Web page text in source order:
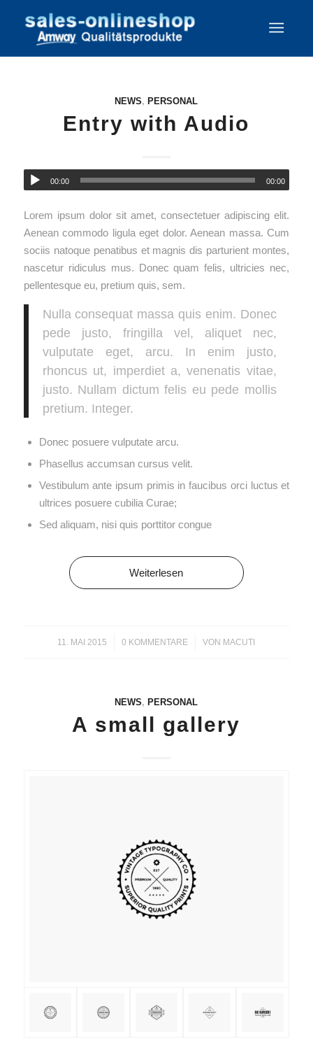
NEWS, PERSONAL
Entry with Audio
00:00 00:00
Lorem ipsum dolor sit amet, consectetuer adipiscing elit.
Aenean commodo ligula eget dolor. Aenean massa. Cum
sociis natoque penatibus et magnis dis parturient montes,
nascetur ridiculus mus. Donec quam felis, ultricies nec,
pellentesque eu, pretium quis, sem.
Nulla consequat massa quis enim. Donec
pede justo, fringilla vel, aliquet nec,
vulputate eget, arcu. In enim justo,
rhoncus ut, imperdiet a, venenatis vitae,
justo. Nullam dictum felis eu pede mollis
pretium. Integer.
Donec posuere vulputate arcu.
Phasellus accumsan cursus velit.
Vestibulum ante ipsum primis in faucibus orci luctus et
ultrices posuere cubilia Curae;
Sed aliquam, nisi quis porttitor congue
Weiterlesen
11. MAI 2015
/ 0 KOMMENTARE
/ VON MACUTI
NEWS, PERSONAL
A small gallery